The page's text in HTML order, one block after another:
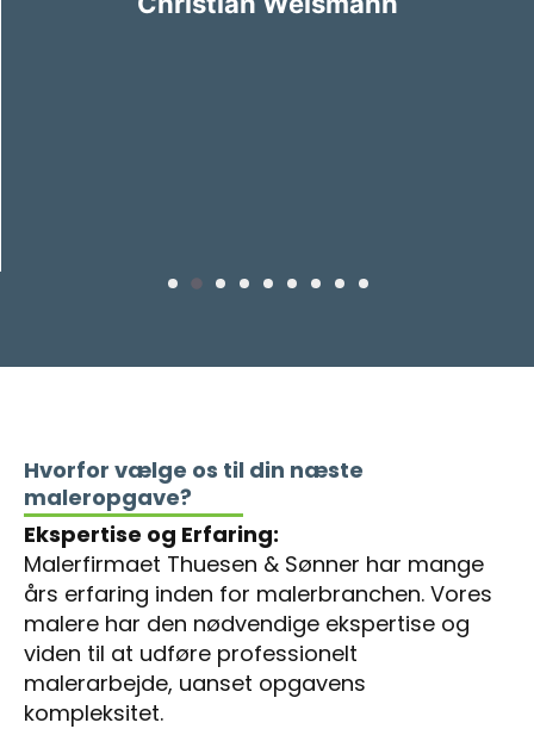
Mothsvej 77B, 2840 Holte
Hvorfor vælge os til din næste
maleropgave?
Ekspertise og Erfaring:
Malerfirmaet Thuesen & Sønner har mange
års erfaring inden for malerbranchen. Vores
malere har den nødvendige ekspertise og
viden til at udføre professionelt
malerarbejde, uanset opgavens
kompleksitet.